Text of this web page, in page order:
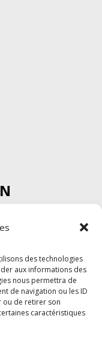
des technologies
aux informations des
nous permettra de
de navigation ou les ID
ou de retirer son
caractéristiques